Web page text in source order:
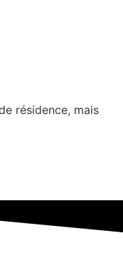
résidence, mais